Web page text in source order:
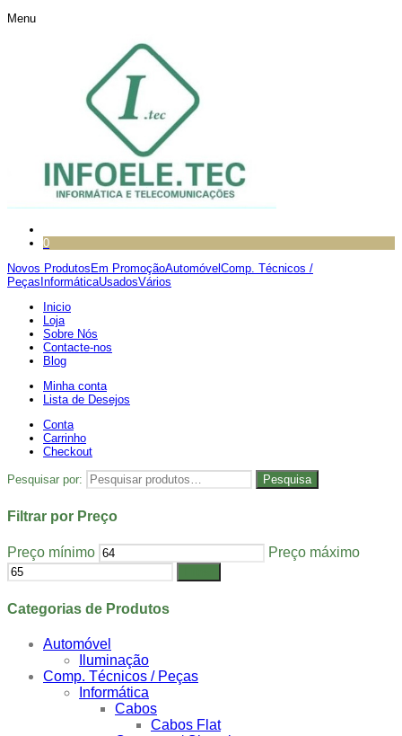
Menu
0
Novos Produtos Em PromoçãoAutomóvel Comp. Técnicos /
Peças InformáticaUsadosVários
Inicio
Loja
Sobre Nós
Contacte-nos
Blog
Minha conta
Lista de Desejos
Conta
Carrinho
Checkout
Pesquisar por: Pesquisa
Filtrar por Preço
Preço mínimo Preço máximo
Categorias de Produtos
Automóvel
Iluminação
Comp. Técnicos / Peças
Informática
Cabos
Cabos Flat